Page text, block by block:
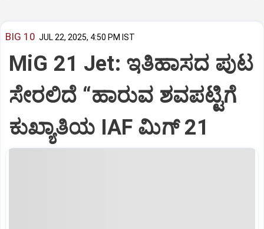
BIG 10 JUL 22, 2025, 4:50 PM IST
MiG 21 Jet: ಇತಿಹಾಸದ ಪುಟ
ಸೇರಲಿದೆ “ಹಾರುವ ಶವಪಟ್ಟಿಗೆ
ಕುಖ್ಯಾತಿಯ IAF ಮಿಗ್‌ 21